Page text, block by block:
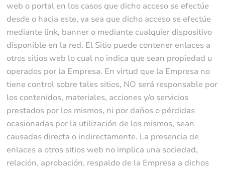
web o portal en los casos que dicho acceso se efectúe
desde o hacia este, ya sea que dicho acceso se efectúe
mediante link, banner o mediante cualquier dispositivo
disponible en la red. El Sitio puede contener enlaces a
otros sitios web lo cual no indica que sean propiedad u
operados por la Empresa. En virtud que la Empresa no
tiene control sobre tales sitios, NO será responsable por
los contenidos, materiales, acciones y/o servicios
prestados por los mismos, ni por daños o pérdidas
ocasionadas por la utilización de los mismos, sean
causadas directa o indirectamente. La presencia de
enlaces a otros sitios web no implica una sociedad,
relación, aprobación, respaldo de la Empresa a dichos